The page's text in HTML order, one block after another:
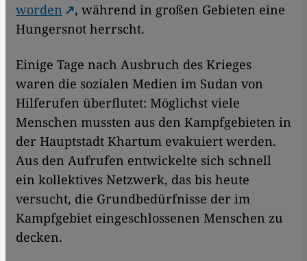
worden
, während in großen Gebieten eine
Hungersnot herrscht.
Einige Tage nach Ausbruch des Krieges
waren die sozialen Medien im Sudan von
Hilferufen überflutet: Möglichst viele
Menschen mussten aus den Kampfgebieten in
der Hauptstadt Khartum evakuiert werden.
Aus den Aufrufen entwickelte sich schnell
ein kollektives Netzwerk, das bis heute
versucht, die Grundbedürfnisse der im
Kampfgebiet eingeschlossenen Menschen zu
decken.